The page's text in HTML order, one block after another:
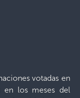
votadas en
en los meses del